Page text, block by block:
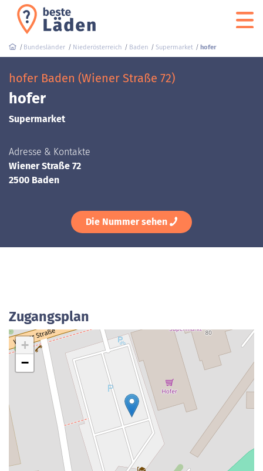
Bundesländer Niederösterreich Baden Supermarket hofer
hofer Baden (Wiener Straße 72)
hofer
Supermarket
Adresse & Kontakte
Wiener Straße 72
2500 Baden
Die Nummer sehen
Zugangsplan
+
−